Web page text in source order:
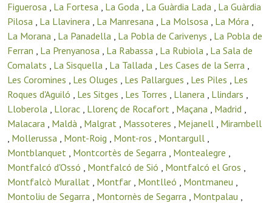
Figuerosa , La Fortesa , La Goda , La Guàrdia Lada , La Guàrdia
Pilosa , La Llavinera , La Manresana , La Molsosa , La Móra ,
La Morana , La Panadella , La Pobla de Carivenys , La Pobla de
Ferran , La Prenyanosa , La Rabassa , La Rubiola , La Sala de
Comalats , La Sisquella , La Tallada , Les Cases de la Serra ,
Les Coromines , Les Oluges , Les Pallargues , Les Piles , Les
Roques d'Aguiló , Les Sitges , Les Torres , Llanera , Llindars ,
Lloberola , Llorac , Llorenç de Rocafort , Maçana , Madrid ,
Malacara , Maldà , Malgrat , Massoteres , Mejanell , Mirambell
, Mollerussa , Mont-Roig , Mont-ros , Montargull ,
Montblanquet , Montcortès de Segarra , Montealegre ,
Montfalcó d'Ossó , Montfalcó de Sió , Montfalcó el Gros ,
Montfalcò Murallat , Montfar , Montlleó , Montmaneu ,
Montoliu de Segarra , Montornès de Segarra , Montpalau ,